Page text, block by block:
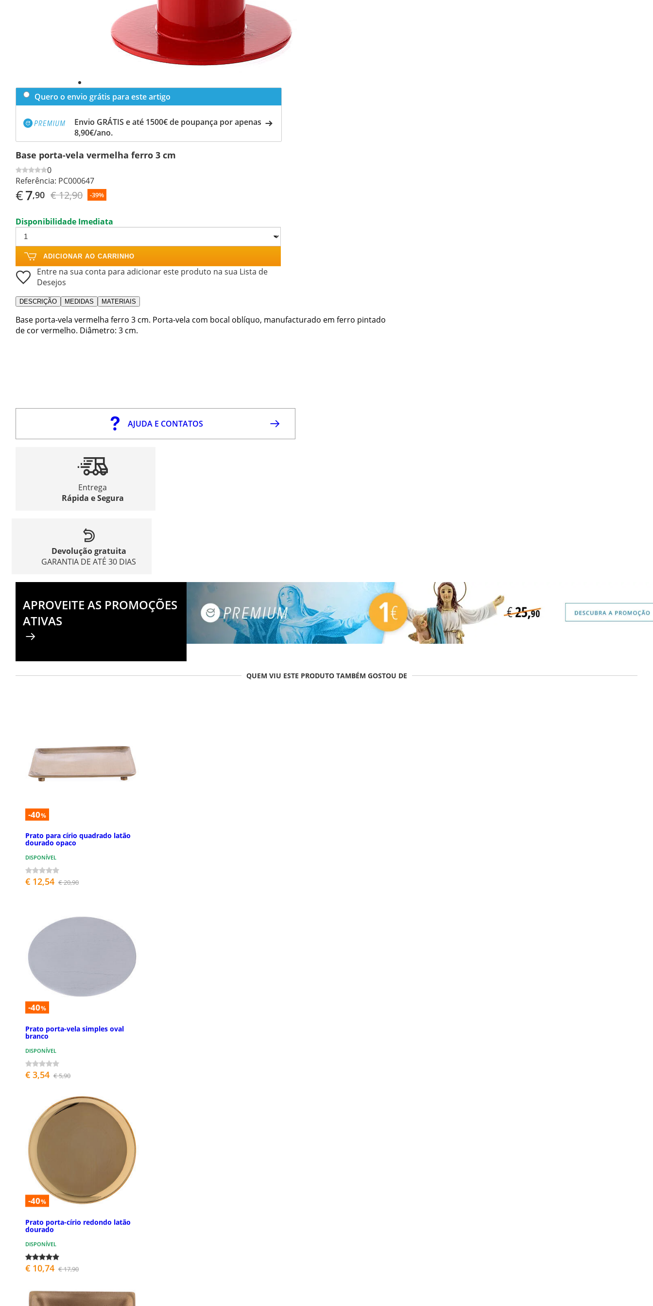
Quero o envio grátis para este artigo
Envio GRÁTIS e até 1500€ de poupança por apenas
8,90€/ano.
Base porta-vela vermelha ferro 3 cm
0
Referência: PC000647
€7,90 € 12,90 -39%
Disponibilidade Imediata
ADICIONAR AO CARRINHO
Entre na sua conta para adicionar este produto na sua Lista de
Desejos
DESCRIÇÃO MEDIDAS MATERIAIS
Base porta-vela vermelha ferro 3 cm. Porta-vela com bocal oblíquo, manufacturado em ferro pintado
de cor vermelho. Diâmetro: 3 cm.
AJUDA E CONTATOS
Entrega
Rápida e Segura
Devolução gratuita
GARANTIA DE ATÉ 30 DIAS
APROVEITE AS PROMOÇÕES
ATIVAS
QUEM VIU ESTE PRODUTO TAMBÉM GOSTOU DE
-40%
Prato para círio quadrado latão
dourado opaco
DISPONÍVEL
€ 12,54 € 20,90
-40%
Prato porta-vela simples oval
branco
DISPONÍVEL
€ 3,54 € 5,90
-40%
Prato porta-círio redondo latão
dourado
DISPONÍVEL
€ 10,74 € 17,90